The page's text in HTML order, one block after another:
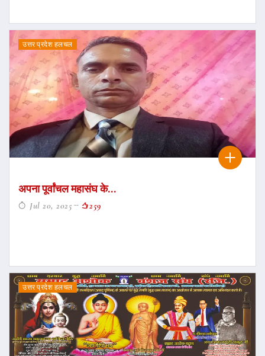
उत्तर प्रदेश हलचल
अपना पूर्वांचल महासंघ के...
Jul 20, 2025 259
उत्तर प्रदेश हलचल